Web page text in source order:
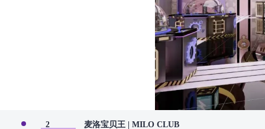
2 麦洛宝贝王 | MILO CLUB